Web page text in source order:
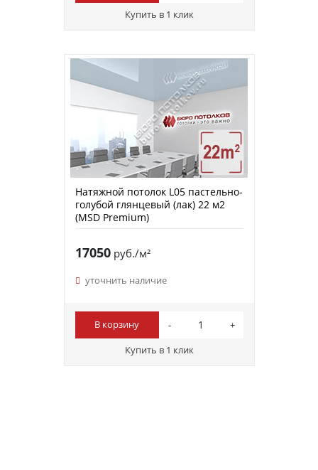
Купить в 1 клик
Натяжной потолок L05 пастельно-
голубой глянцевый (лак) 22 м2
(MSD Premium)
17050руб./м²
уточнить наличие
В корзину
Купить в 1 клик